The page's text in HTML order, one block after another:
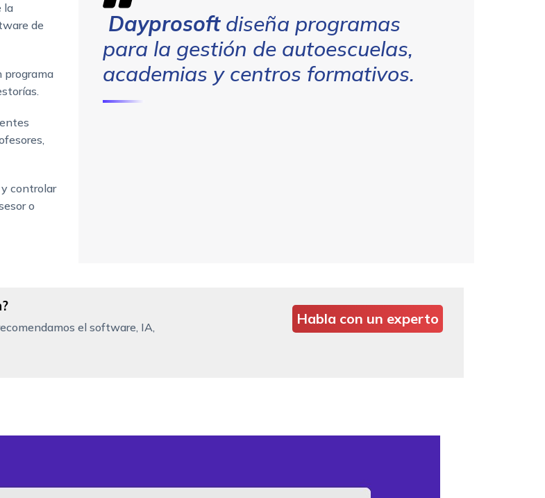
la
de
programa
controlar
o
Dayprosoftdiseña programas
para la gestión de autoescuelas,
academias y centros formativos.
el software, IA,
Habla con un experto